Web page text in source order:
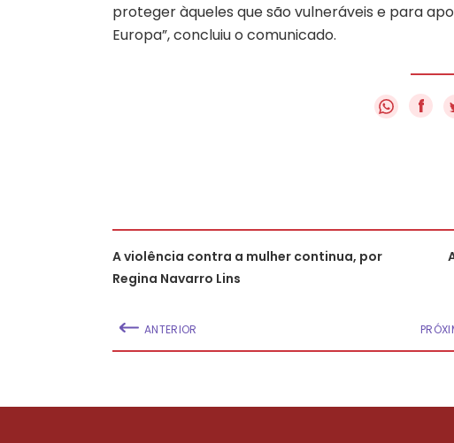
proteger àqueles que são vulneráveis e para
Europa”, concluiu o comunicado.
f
A violência contra a mulher continua, por
Regina Navarro Lins
ANTERIOR